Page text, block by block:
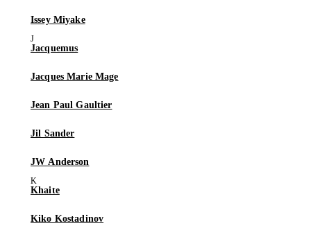
Issey Miyake
Jacquemus
Jacques Marie Mage
Jean Paul Gaultier
Jil Sander
JW Anderson
Khaite
Kiko Kostadinov